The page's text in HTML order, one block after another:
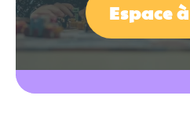
Espace